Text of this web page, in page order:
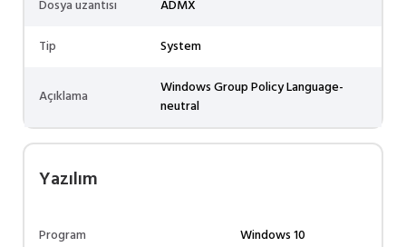
Dosya uzantısı
ADMX
Tip
System
Açıklama
Windows Group Policy Language-
neutral
Yazılım
Program
Windows 10